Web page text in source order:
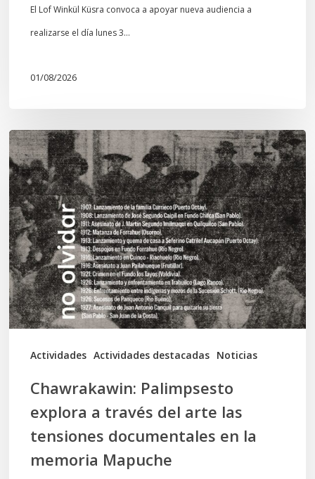
El Lof Winkül Küsra convoca a apoyar nueva audiencia a
realizarse el día lunes 3…
01/08/2026
Actividades Actividades destacadas Noticias
Chawrakawin:
Palimpsesto
explora
a
través
del
arte
las
tensiones
documentales
memoria
Mapuche
Chawrakawin: Palimpsesto
explora a través del arte las
tensiones documentales en la
memoria Mapuche